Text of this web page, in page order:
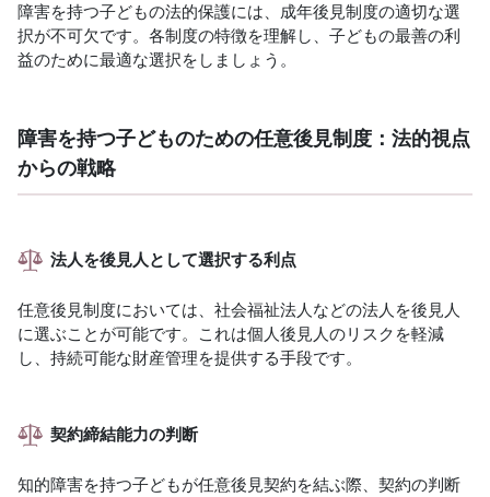
障害を持つ子どもの法的保護には、成年後見制度の適切な選
択が不可欠です。各制度の特徴を理解し、子どもの最善の利
益のために最適な選択をしましょう。
障害を持つ子どものための任意後見制度：法的視点
からの戦略
法人を後見人として選択する利点
任意後見制度においては、社会福祉法人などの法人を後見人
に選ぶことが可能です。これは個人後見人のリスクを軽減
し、持続可能な財産管理を提供する手段です。
契約締結能力の判断
知的障害を持つ子どもが任意後見契約を結ぶ際、契約の判断